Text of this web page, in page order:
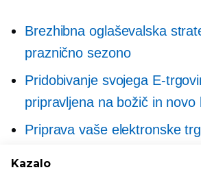
Brezhibna oglaševalska
praznično sezono
Pridobivanje svojega E-
pripravljena na božič in novo
Priprava vaše elektronske
Kazalo